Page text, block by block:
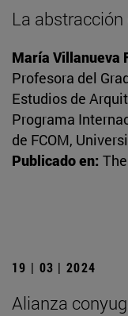
La
María Villanueva
Profesora del
Estudios de
Programa
de FCOM,
Publicado en:
19 | 03 | 2024
Alianza